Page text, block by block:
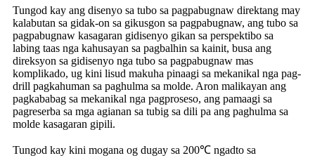
Tungod kay ang disenyo sa tubo sa pagpabugnaw direktang may
kalabutan sa gidak-on sa gikusgon sa pagpabugnaw, ang tubo sa
pagpabugnaw kasagaran gidisenyo gikan sa perspektibo sa
labing taas nga kahusayan sa pagbalhin sa kainit, busa ang
direksyon sa gidisenyo nga tubo sa pagpabugnaw mas
komplikado, ug kini lisud makuha pinaagi sa mekanikal nga pag-
drill pagkahuman sa paghulma sa molde. Aron malikayan ang
pagkababag sa mekanikal nga pagproseso, ang pamaagi sa
pagreserba sa mga agianan sa tubig sa dili pa ang paghulma sa
molde kasagaran gipili.
Tungod kay kini mogana og dugay sa 200℃ ngadto sa